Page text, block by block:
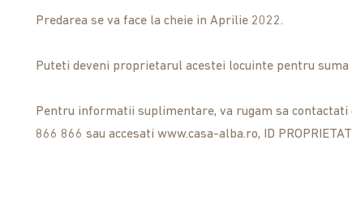
Predarea se va face la cheie in Aprilie 2022.
Puteti deveni proprietarul acestei locuinte pentru suma
Pentru informatii suplimentare, va rugam sa
866 866 sau accesati www.casa-alba.ro, ID